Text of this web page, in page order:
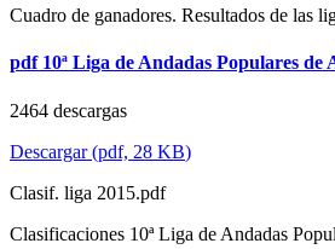
Cuadro de ganadores. Resultados de las
pdf 10ª Liga de Andadas Populares de
2464 descargas
Descargar(pdf, 28 KB)
Clasif. liga 2015.pdf
Clasificaciones 10ª Liga de Andadas